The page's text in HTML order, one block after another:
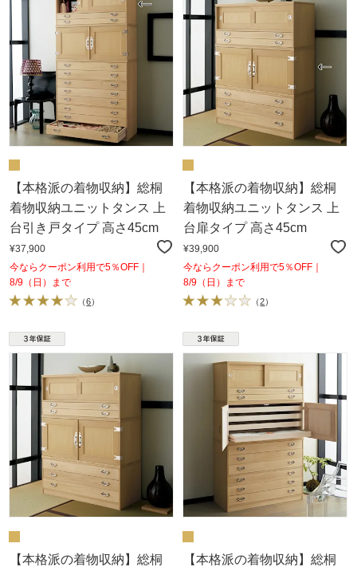
【本格派の着物収納】総桐
着物収納ユニットタンス 上
台引き戸タイプ 高さ45cm
¥37,900
今ならクーポン利用で5％OFF｜
8/9（日）まで
（6）
【本格派の着物収納】総桐
着物収納ユニットタンス 上
台扉タイプ 高さ45cm
¥39,900
今ならクーポン利用で5％OFF｜
8/9（日）まで
（2）
【本格派の着物収納】総桐 【本格派の着物収納】総桐